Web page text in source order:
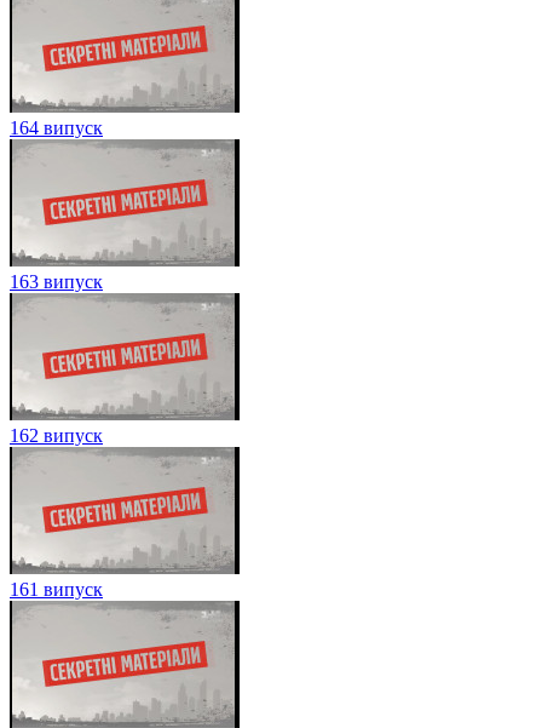
164 випуск
163 випуск
162 випуск
161 випуск